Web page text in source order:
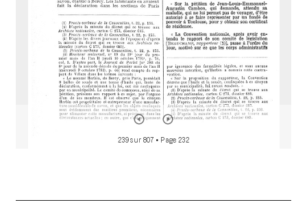
239 sur 807 • Page 232